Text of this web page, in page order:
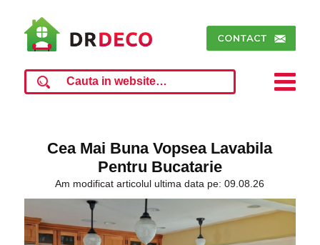
Cea Mai Buna Vopsea Lavabila
Pentru Bucatarie
Am modificat articolul ultima data pe: 09.08.26